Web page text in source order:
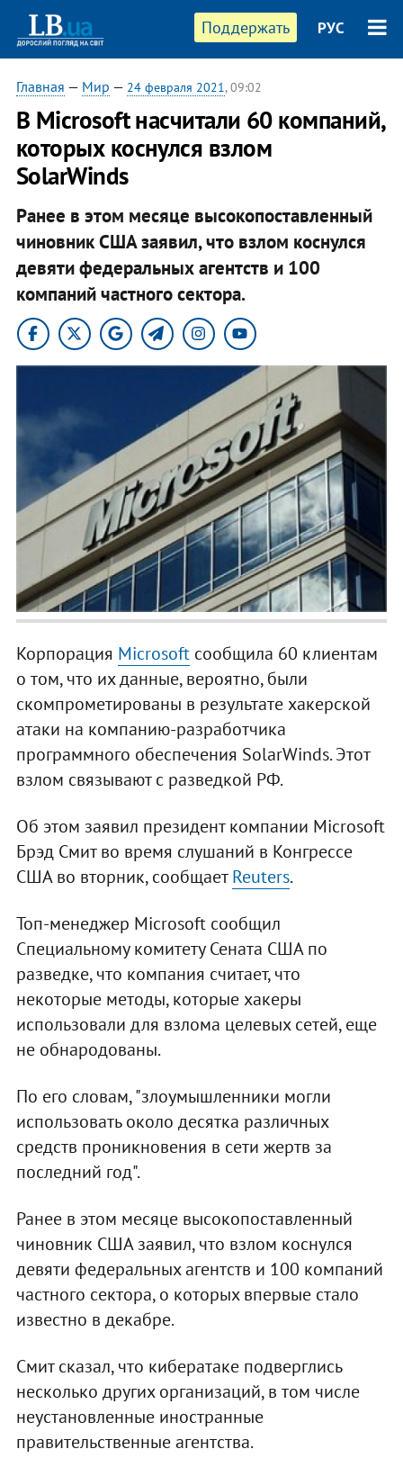
Поддержать РУС
Главная — Мир — 24 февраля 2021, 09:02
В Microsoft насчитали 60 компаний,
которых коснулся взлом
SolarWinds
Ранее в этом месяце высокопоставленный
чиновник США заявил, что взлом коснулся
девяти федеральных агентств и 100
компаний частного сектора.
Корпорация Microsoftсообщила 60 клиентам
о том, что их данные, вероятно, были
скомпрометированы в результате хакерской
атаки на компанию-разработчика
программного обеспечения SolarWinds. Этот
взлом связывают с разведкой РФ.
Об этом заявил президент компании Microsoft
Брэд Смит во время слушаний в Конгрессе
США во вторник, сообщаетReuters.
Топ-менеджер Microsoft сообщил
Специальному комитету Сената США по
разведке, что компания считает, что
некоторые методы, которые хакеры
использовали для взлома целевых сетей, еще
не обнародованы.
По его словам, "злоумышленники могли
использовать около десятка различных
средств проникновения в сети жертв за
последний год".
Ранее в этом месяце высокопоставленный
чиновник США заявил, что взлом коснулся
девяти федеральных агентств и 100 компаний
частного сектора, о которых впервые стало
известно в декабре.
Смит сказал, что кибератаке подверглись
несколько других организаций, в том числе
неустановленные иностранные
правительственные агентства.